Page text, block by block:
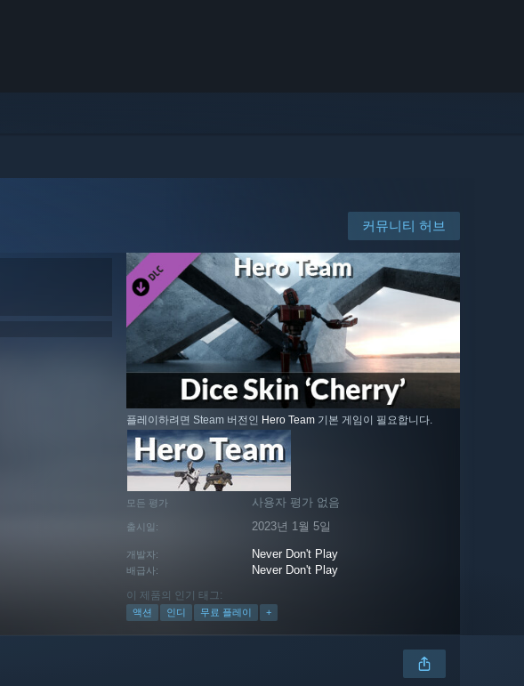
커뮤니티 허브
플레이하려면 Steam 버전인 Hero Team 기본 게임이 필요합니다.
모든 평가 사용자 평가 없음
출시일: 2023년 1월 5일
개발자: Never Don't Play
배급사: Never Don't Play
이 제품의 인기 태그:
액션 인디 무료 플레이 +